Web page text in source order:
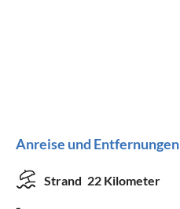
Anreise und Entfernungen
Strand 22 Kilometer